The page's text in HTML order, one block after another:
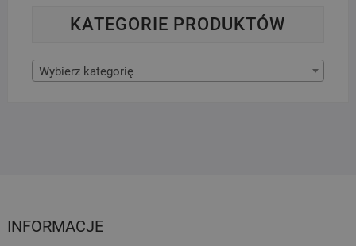
KATEGORIE PRODUKTÓW
Wybierz kategorię
INFORMACJE